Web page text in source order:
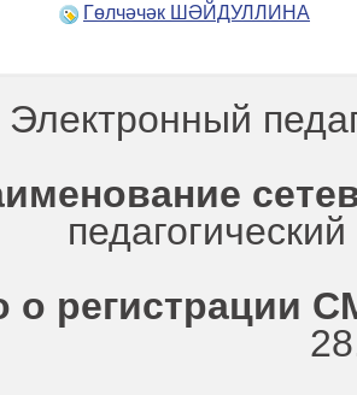
Гөлчәчәк ШӘЙДУЛЛИНА
о регистрации